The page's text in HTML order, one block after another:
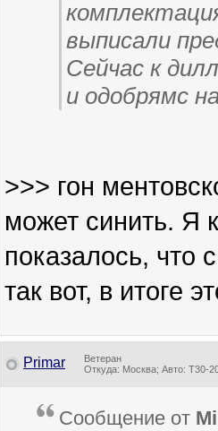
выписали
Сейчас к
и одобрямс
>>> гон
может синить. Я
показалось, что
так вот, в итоге
Primar
Ветеран
Откуда: Москва; Авто: Т30-
Сообщение от